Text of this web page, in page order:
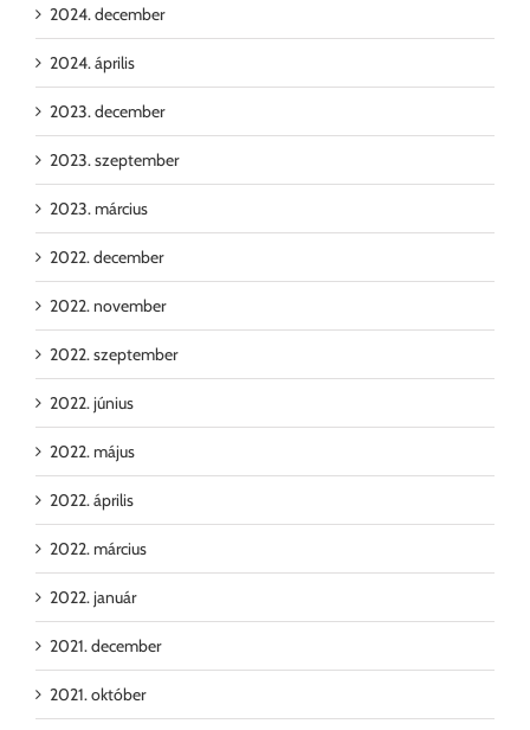
2024. december
2024. április
2023. december
2023. szeptember
2023. március
2022. december
2022. november
2022. szeptember
2022. június
2022. május
2022. április
2022. március
2022. január
2021. december
2021. október